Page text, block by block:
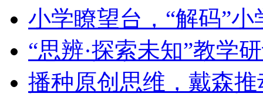
小学瞭望台，“解码”
“思辨·探索未知”教学
播种原创思维，戴森